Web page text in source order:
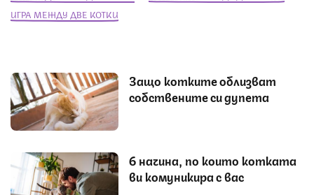
ИГРА МЕЖДУ ДВЕ КОТКИ
Защо котките облизват
собствените си дупета
6 начина, по които котката
ви комуникира с вас